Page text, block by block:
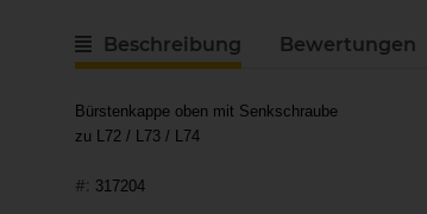
Beschreibung Bewertungen
Bürstenkappe oben mit Senkschraube
zu L72 / L73 / L74
#: 317204